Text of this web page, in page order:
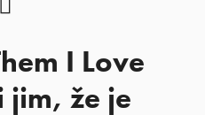
I Love
jim, že je